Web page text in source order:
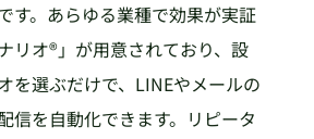
す。あらゆる業種で効果が実証
リオ®」が用意されており、設
を選ぶだけで、LINEやメールの
信を自動化できます。リピータ